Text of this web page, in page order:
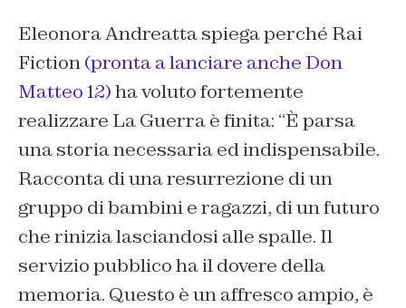
Eleonora Andreatta spiega perché Rai
Fiction(pronta a lanciare anche Don
Matteo 12)ha voluto fortemente
realizzare La Guerra è finita: “È parsa
una storia necessaria ed indispensabile.
Racconta di una resurrezione di un
gruppo di bambini e ragazzi, di un futuro
che rinizia lasciandosi alle spalle. Il
servizio pubblico ha il dovere della
memoria. Questo è un affresco ampio, è